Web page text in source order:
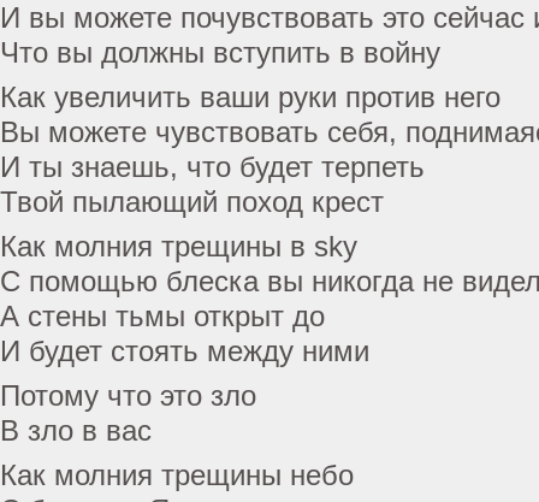
И вы можете почувствовать это сейчас
Что вы должны вступить в войну
Как увеличить ваши руки против него
Вы можете чувствовать себя,
И ты знаешь, что будет терпеть
Твой пылающий поход крест
Как молния трещины в sky
С помощью блеска вы никогда не
А стены тьмы открыт до
И будет стоять между ними
Потому что это зло
В зло в вас
Как молния трещины небо